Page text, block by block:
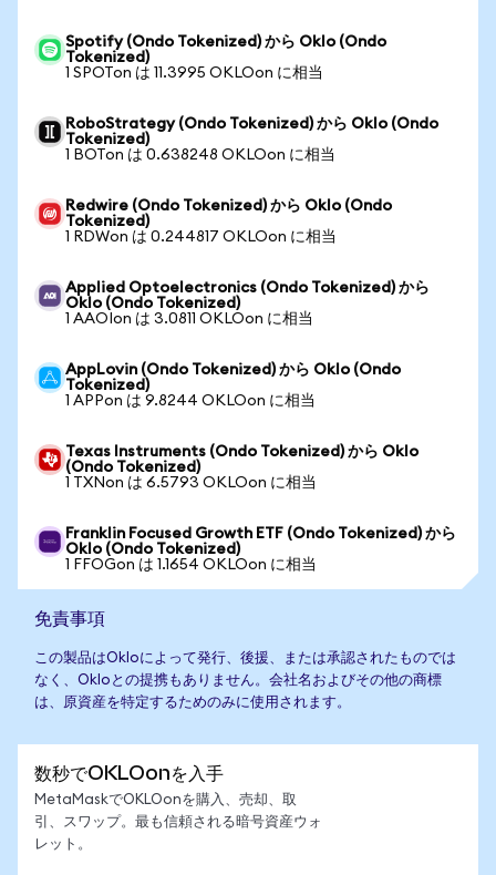
Spotify (Ondo Tokenized) から Oklo (Ondo
Tokenized)
1 SPOTon は 11.3995 OKLOon に相当
RoboStrategy (Ondo Tokenized) から Oklo (Ondo
Tokenized)
1 BOTon は 0.638248 OKLOon に相当
Redwire (Ondo Tokenized) から Oklo (Ondo
Tokenized)
1 RDWon は 0.244817 OKLOon に相当
Applied Optoelectronics (Ondo Tokenized) から
Oklo (Ondo Tokenized)
1 AAOIon は 3.0811 OKLOon に相当
AppLovin (Ondo Tokenized) から Oklo (Ondo
Tokenized)
1 APPon は 9.8244 OKLOon に相当
Texas Instruments (Ondo Tokenized) から Oklo
(Ondo Tokenized)
1 TXNon は 6.5793 OKLOon に相当
Franklin Focused Growth ETF (Ondo Tokenized) から
Oklo (Ondo Tokenized)
1 FFOGon は 1.1654 OKLOon に相当
免責事項
この製品はOkloによって発行、後援、または承認されたものでは
なく、Okloとの提携もありません。会社名およびその他の商標
は、原資産を特定するためのみに使用されます。
数秒でOKLOonを入手
MetaMaskでOKLOonを購入、売却、取
引、スワップ。最も信頼される暗号資産ウォ
レット。